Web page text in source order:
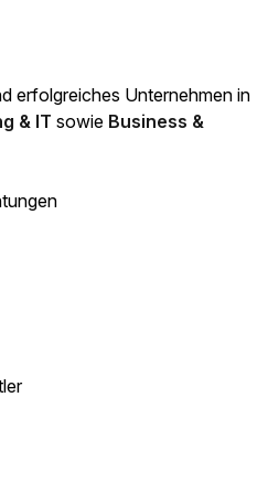
erfolgreiches Unternehmen in
& IT sowie Business &